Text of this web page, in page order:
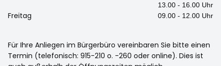
13.00 - 16.00 Uhr
Freitag 09.00 - 12.00 Uhr
Für Ihre Anliegen im Bürgerbüro vereinbaren Sie bitte einen
Termin (telefonisch: 915-210 o. -260 oder online). Dies ist